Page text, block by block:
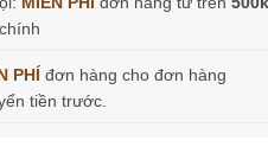
PHÍ đơn hàng cho đơn hàng
tiền trước.